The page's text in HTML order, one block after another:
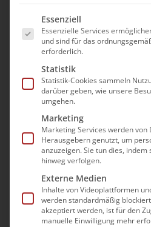
Modul:
Betreuungskräfte
2.
Betreuungskräfte
Pflichtfortbildung
GoToMeeting
164,00€
Mo.21
Es folgt eine Liste der
Essenziell
Essenzielle Services
und sind für das
erforderlich.
Statistik
Statistik-Cookies sammeln
darüber geben, wie unsere
umgehen.
Marketing
Marketing Services werden
Herausgebern genutzt, um
anzuzeigen. Sie tun dies,
hinweg verfolgen.
Externe Medien
Inhalte von Videoplattformen
werden standardmäßig
akzeptiert werden, ist für den
manuelle Einwilligung mehr